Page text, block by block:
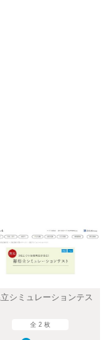
シミュレーションテス
全 2 枚